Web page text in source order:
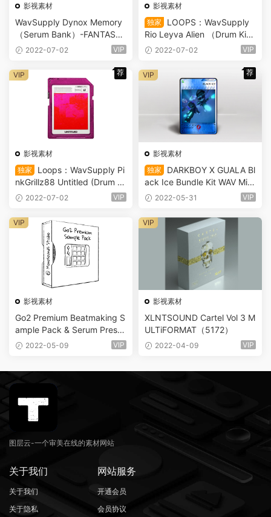
影视素材
WavSupply Dynox Memory
（Serum Bank）-FANTASTi
C （6286）
2022-07-02 VIP
影视素材
独家
LOOPS：WavSupply
Rio Leyva Alien （Drum Ki
t） WAV MiDi-FANTASTiC
2022-07-02 VIP
影视素材
独家
Loops：WavSupply Pi
nkGrillz88 Untitled (Drum Ki
t) WAV MiDi FL STUDiO（62
2022-07-02 VIP
VIP 荐
影视素材
独家
DARKBOY X GUALA Bl
ack Ice Bundle Kit WAV MiDi
Electra Bank（6104）
2022-05-31 VIP
VIP 荐
影视素材
Go2 Premium Beatmaking S
ample Pack & Serum Preset
s [Trap & Drill]（5945）
2022-05-09 VIP
VIP
影视素材
XLNTSOUND Cartel Vol 3 M
ULTiFORMAT（5172）
2022-04-09 VIP
VIP
图层云-一个审美在线的素材网站
关于我们
关于我们
关于隐私
网站服务
开通会员
会员协议